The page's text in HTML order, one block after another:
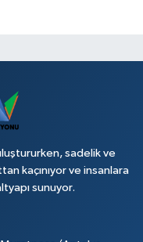
sadelik ve
kaçınıyor ve insanlara
sunuyor.